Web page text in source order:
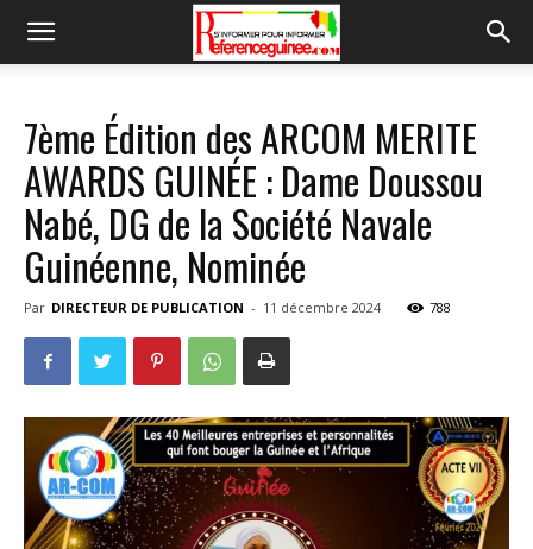
7ème Édition des ARCOM MERITE
AWARDS GUINÉE : Dame Doussou
Nabé, DG de la Société Navale
Guinéenne, Nominée
Par DIRECTEUR DE PUBLICATION - 11 décembre 2024 788